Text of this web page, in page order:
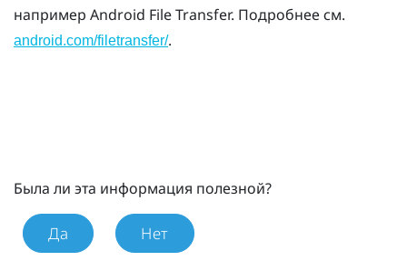
например Android File Transfer. Подробнее см.
android.com/filetransfer/.
Была ли эта информация полезной?
Да Нет